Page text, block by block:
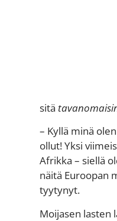
sitä
– Kyllä minä
ollut! Yksi
Afrikka – siellä
näitä Euroopan
tyytynyt.
Moijasen lasten